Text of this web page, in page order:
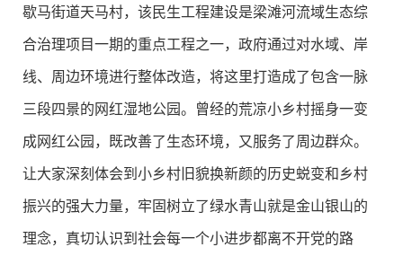
歇马街道天马村，该民生工程建设是梁滩河流域生态综
合治理项目一期的重点工程之一，政府通过对水域、岸
线、周边环境进行整体改造，将这里打造成了包含一脉
三段四景的网红湿地公园。曾经的荒凉小乡村摇身一变
成网红公园，既改善了生态环境，又服务了周边群众。
让大家深刻体会到小乡村旧貌换新颜的历史蜕变和乡村
振兴的强大力量，牢固树立了绿水青山就是金山银山的
理念，真切认识到社会每一个小进步都离不开党的路